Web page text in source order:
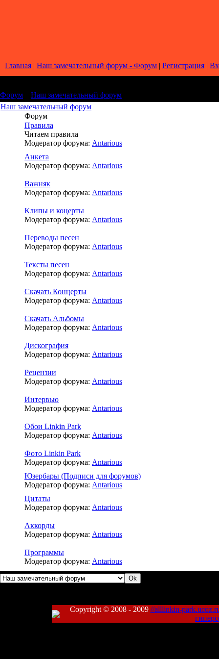
Главная | Наш замечательный форум - Форум | Регистрация |
Форум
Наш замечательный форум
Наш замечательный форум
Форум
Правила
Читаем правила
Модератор форума: Antarious
Анкета
Модератор форума: Antarious
Важняк
Модератор форума: Antarious
Клипы и коцерты
Модератор форума: Antarious
Переводы песен
Модератор форума: Antarious
Тексты песен
Модератор форума: Antarious
Скачать Концерты
Модератор форума: Antarious
Скачать Альбомы
Модератор форума: Antarious
Дискография
Модератор форума: Antarious
Рецензии
Модератор форума: Antarious
Интервью
Модератор форума: Antarious
Обои Linkin Park
Модератор форума: Antarious
Фото Linkin Park
Модератор форума: Antarious
Юзербары (Подписи для форумов)
Модератор форума: Antarious
Цитаты
Модератор форума: Antarious
Аккорды
Модератор форума: Antarious
Программы
Модератор форума: Antarious
Copyright © 2008 - 2009 //alllinkin-